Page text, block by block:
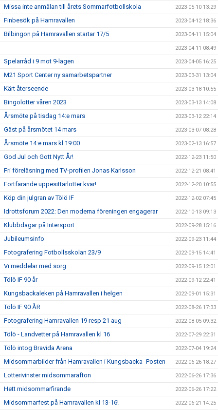
Missa inte anmälan till årets Sommarfotbollskola 2023-05-10 13:29
Finbesök på Hamravallen 2023-04-12 18:36
Bilbingon på Hamravallen startar 17/5 2023-04-11 15:04
2023-04-11 08:49
Spelarråd i 9 mot 9-lagen 2023-04-05 16:25
M21 Sport Center ny samarbetspartner 2023-03-31 13:04
Kärt återseende 2023-03-18 10:55
Bingolotter våren 2023 2023-03-13 14:08
Årsmöte på tisdag 14:e mars 2023-03-12 22:14
Gäst på årsmötet 14 mars 2023-03-07 08:28
Årsmöte 14:e mars kl 19:00 2023-02-13 16:57
God Jul och Gott Nytt År! 2022-12-23 11:50
Fri föreläsning med TV-profilen Jonas Karlsson 2022-12-21 08:41
Fortfarande uppesittarlotter kvar! 2022-12-20 10:55
Köp din julgran av Tölö IF 2022-12-02 07:45
Idrottsforum 2022: Den moderna föreningen engagerar 2022-10-13 09:13
Klubbdagar på Intersport 2022-09-28 15:16
Jubileumsinfo 2022-09-23 11:44
Fotografering Fotbollsskolan 23/9 2022-09-15 14:41
Vi meddelar med sorg 2022-09-15 12:01
Tölö IF 90 år 2022-09-12 22:41
Kungsbackaleken på Hamravallen i helgen 2022-09-01 15:31
Tölö IF 90 ÅR 2022-08-26 17:33
Fotografering Hamravallen 19 resp 21 aug 2022-08-05 09:32
Tölö - Landvetter på Hamravallen kl 16 2022-07-29 22:31
Tölö intog Bravida Arena 2022-07-04 19:24
Midsommarbilder från Hamravallen i Kungsbacka- Posten 2022-06-26 18:27
Lotterivinster midsommarafton 2022-06-26 17:36
Hett midsommarfirande 2022-06-26 17:22
Midsommarfest på Hamravallen kl 13-16! 2022-06-21 14:25